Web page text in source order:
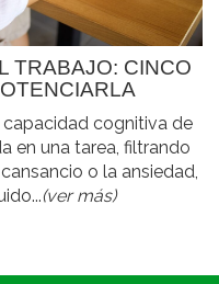
TRABAJO: CINCO
cognitiva de
en una tarea, filtrando
o la ansiedad,
(ver más)